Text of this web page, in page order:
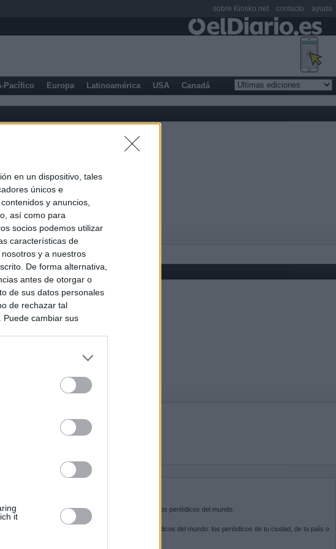
en un dispositivo, tales
únicos e
y anuncios,
así como para
socios podemos utilizar
características de
y a nuestros
De forma alternativa,
antes de otorgar o
de sus datos personales
de rechazar tal
Puede cambiar sus
it
Pacífico Europa Latinoamérica USA Canadá
Kiosko.netes la puerta de entrada a los periódicos del mundo.
Navega por las portadas de los periódicos del mundo: los periódicos de tu ciudad, de tu país o
sobre Kiosko.net contacto ayuda